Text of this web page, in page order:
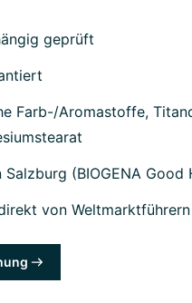
geprüft
Farb-/Aromastoffe,
(BIOGENA Good
von Weltmarktführern